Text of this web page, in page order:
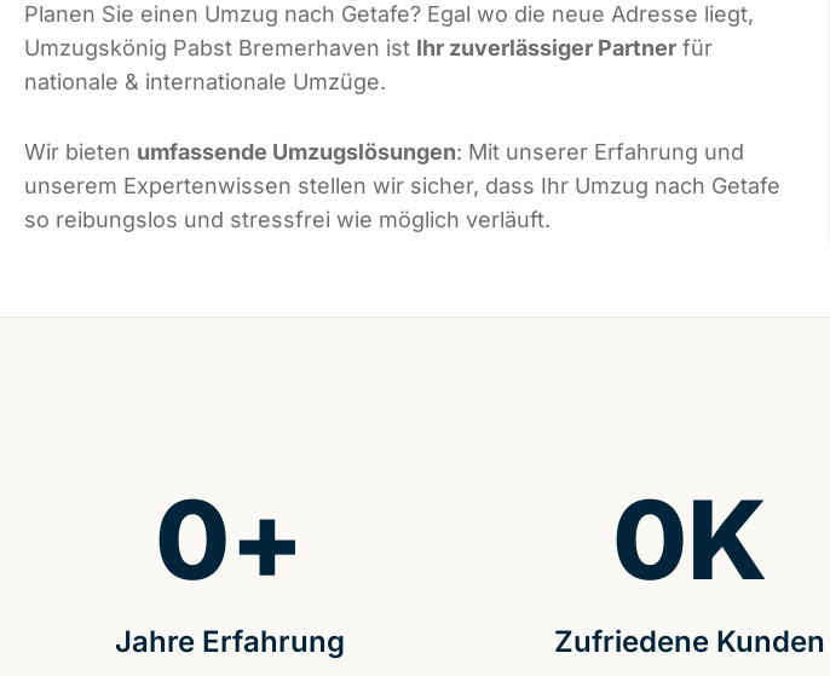
Planen Sie einen Umzug nach Getafe? Egal wo die neue Adresse liegt,
Umzugskönig Pabst Bremerhaven ist Ihr zuverlässiger Partner für
nationale & internationale Umzüge.
Wir bieten umfassende Umzugslösungen: Mit unserer Erfahrung und
unserem Expertenwissen stellen wir sicher, dass Ihr Umzug nach Getafe
so reibungslos und stressfrei wie möglich verläuft.
Jahre Erfahrung
0+
Zufriedene Kunden
0K